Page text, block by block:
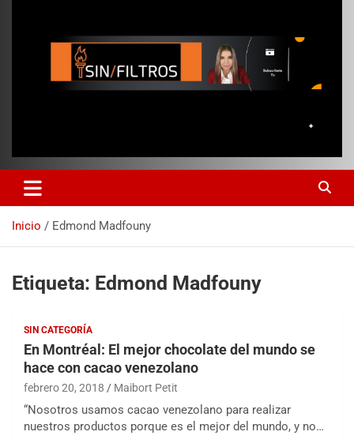
Inicio Edmond Madfouny
Etiqueta: Edmond Madfouny
SIN CATEGORÍA
En Montréal: El mejor chocolate del mundo se
hace con cacao venezolano
febrero 20, 2018 Maibort Petit
“Nosotros usamos cacao venezolano para realizar
nuestros productos porque es el mejor del mundo, y no…